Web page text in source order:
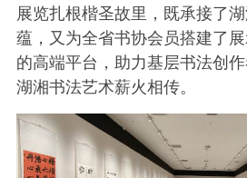
展览扎根楷圣故里，既承接了
蕴，又为全省书协会员搭建了
的高端平台，助力基层书法创
湖湘书法艺术薪火相传。